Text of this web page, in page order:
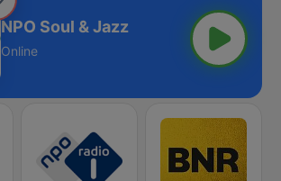
NPO Soul & Jazz
Online